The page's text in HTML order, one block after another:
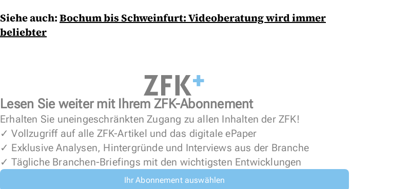
Siehe auch:Bochum bis Schweinfurt: Videoberatung wird immer
beliebter
Lesen Sie weiter mit Ihrem ZFK-Abonnement
Erhalten Sie uneingeschränkten Zugang zu allen Inhalten der ZFK!
✓ Vollzugriff auf alle ZFK-Artikel und das digitale ePaper
✓ Exklusive Analysen, Hintergründe und Interviews aus der Branche
✓ Tägliche Branchen-Briefings mit den wichtigsten Entwicklungen
Ihr Abonnement auswählen